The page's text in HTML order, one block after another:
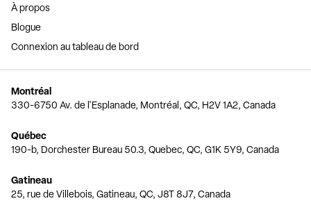
À propos
Blogue
Connexion au tableau de bord
Montréal
330-6750 Av. de l'Esplanade, Montréal, QC, H2V 1A2, Canada
Québec
190-b, Dorchester Bureau 50.3, Quebec, QC, G1K 5Y9, Canada
Gatineau
25, rue de Villebois, Gatineau, QC, J8T 8J7, Canada